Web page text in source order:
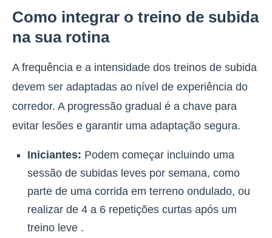
Como integrar o treino de subida
na sua rotina
A frequência e a intensidade dos treinos de subida
devem ser adaptadas ao nível de experiência do
corredor. A progressão gradual é a chave para
evitar lesões e garantir uma adaptação segura.
Iniciantes: Podem começar incluindo uma
sessão de subidas leves por semana, como
parte de uma corrida em terreno ondulado, ou
realizar de 4 a 6 repetições curtas após um
treino leve .